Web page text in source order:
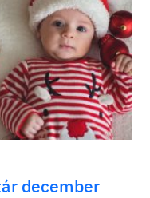
december